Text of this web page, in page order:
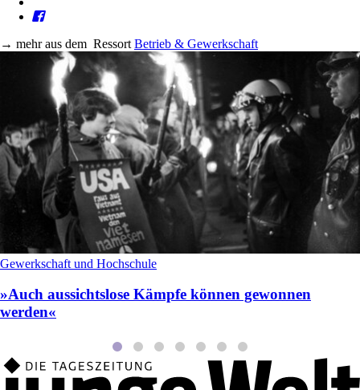
→ mehr aus dem Ressort Betrieb & Gewerkschaft
Gewerkschaft und Hochschule
»Auch aussichtslose Kämpfe können gewonnen
werden«